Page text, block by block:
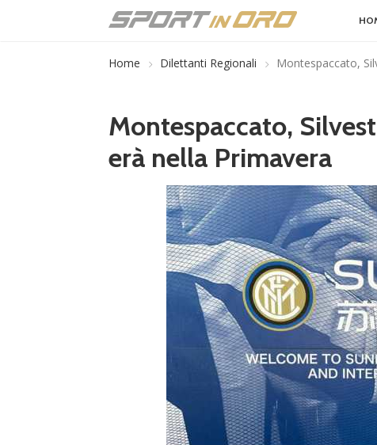
Home Dilettanti Regionali Montespaccato,
Montespaccato,
erà nella Primavera